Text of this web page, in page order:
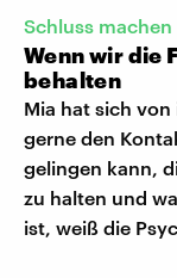
Schluss machen
Wenn wir die
behalten
Mia hat sich
gerne den
gelingen kann,
zu halten und
ist, weiß die